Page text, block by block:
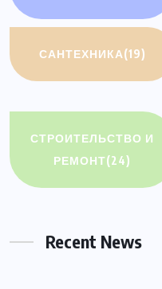
САНТЕХНИКА(19)
СТРОИТЕЛЬСТВО И
РЕМОНТ(24)
Recent News